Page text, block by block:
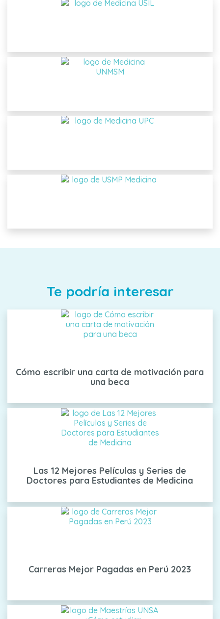
Te podría interesar
Cómo escribir una carta de motivación para
una beca
Las 12 Mejores Películas y Series de
Doctores para Estudiantes de Medicina
Carreras Mejor Pagadas en Perú 2023